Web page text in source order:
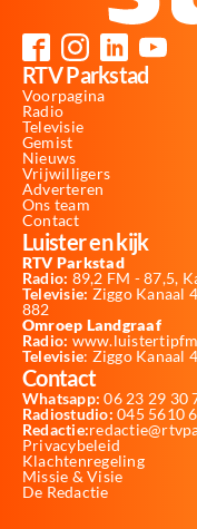
RTV Parkstad
Voorpagina
Radio
Televisie
Gemist
Nieuws
Vrijwilligers
Adverteren
Ons team
Contact
Luister en kijk
RTV Parkstad
Radio: 89,2 FM - 87,5,
Televisie: Ziggo Kanaal
882
Omroep Landgraaf
Radio:
Televisie: Ziggo Kanaal
Contact
Whatsapp: 06 23 29 30
Radiostudio: 045 5610
Redactie:
Privacybeleid
Klachtenregeling
Missie & Visie
De Redactie